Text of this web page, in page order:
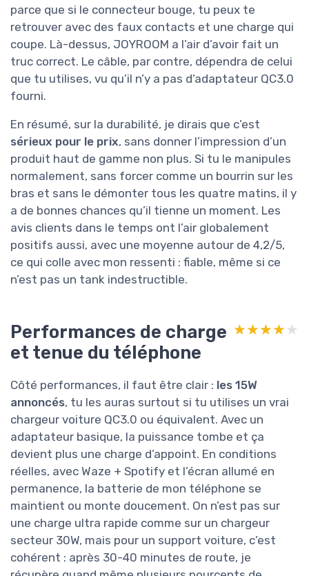
parce que si le connecteur bouge, tu peux te
retrouver avec des faux contacts et une charge qui
coupe. Là-dessus, JOYROOM a l’air d’avoir fait un
truc correct. Le câble, par contre, dépendra de celui
que tu utilises, vu qu’il n’y a pas d’adaptateur QC3.0
fourni.
En résumé, sur la durabilité, je dirais que c’est
sérieux pour le prix, sans donner l’impression d’un
produit haut de gamme non plus. Si tu le manipules
normalement, sans forcer comme un bourrin sur les
bras et sans le démonter tous les quatre matins, il y
a de bonnes chances qu’il tienne un moment. Les
avis clients dans le temps ont l’air globalement
positifs aussi, avec une moyenne autour de 4,2/5,
ce qui colle avec mon ressenti : fiable, même si ce
n’est pas un tank indestructible.
Performances de charge
et tenue du téléphone
★★★★★
★★★★★
Côté performances, il faut être clair : les 15W
annoncés, tu les auras surtout si tu utilises un vrai
chargeur voiture QC3.0 ou équivalent. Avec un
adaptateur basique, la puissance tombe et ça
devient plus une charge d’appoint. En conditions
réelles, avec Waze + Spotify et l’écran allumé en
permanence, la batterie de mon téléphone se
maintient ou monte doucement. On n’est pas sur
une charge ultra rapide comme sur un chargeur
secteur 30W, mais pour un support voiture, c’est
cohérent : après 30-40 minutes de route, je